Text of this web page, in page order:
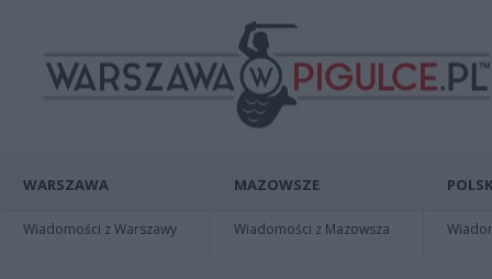
WARSZAWA
Wiadomości z Warszawy
MAZOWSZE
Wiadomości z Mazowsza